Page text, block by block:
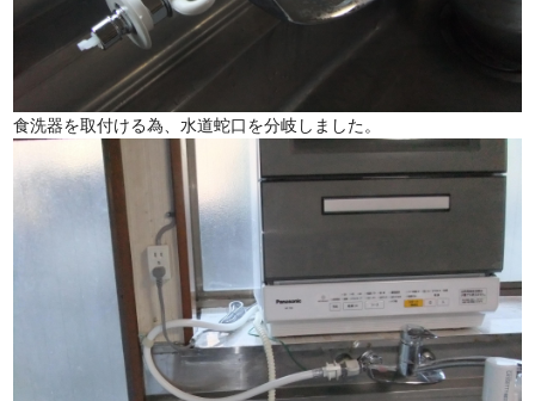
食洗器を取付ける為、水道蛇口を分岐しました。